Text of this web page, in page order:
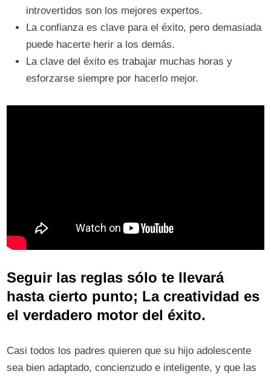
introvertidos son los mejores expertos.
La confianza es clave para el éxito, pero demasiada
puede hacerte herir a los demás.
La clave del éxito es trabajar muchas horas y
esforzarse siempre por hacerlo mejor.
Seguir las reglas sólo te llevará
hasta cierto punto; La creatividad es
el verdadero motor del éxito.
Casi todos los padres quieren que su hijo adolescente
sea bien adaptado, concienzudo e inteligente, y que las